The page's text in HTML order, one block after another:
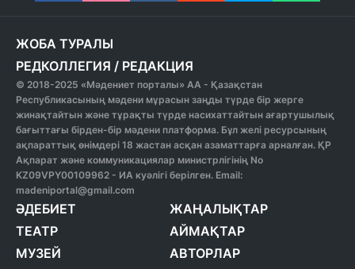
ЖОБА ТУРАЛЫ
РЕДКОЛЛЕГИЯ / РЕДАКЦИЯ
© 2018-2025 «Мәдениет порталы» АА - Қазақстан
Республикасының мәдени мұрасын заңды түрде бір жерге
жинақтайтын және тұрақты түрде насихаттайтын ағартушылық
бағыттағы бірден-бір мәдени платформа. Бұл желі ресурсының
ақпараттық өнімдері 18 жастан асқан азаматтарға арналған. ҚР
Ақпарат және коммуникациялар министрлігінің No
KZ09VPY00109962 - ИА куәлігі берілген. Email:
madeniportal@gmail.com
ӘДЕБИЕТ
ТЕАТР
МУЗЕЙ
ЖАҢАЛЫҚТАР
АЙМАҚТАР
АВТОРЛАР